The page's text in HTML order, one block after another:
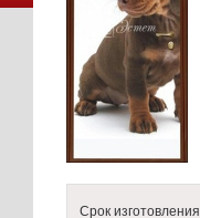
Срок изготовления